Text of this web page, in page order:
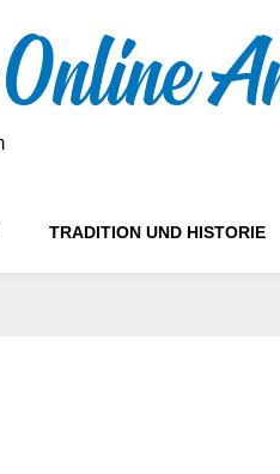
TRADITION UND HISTORIE